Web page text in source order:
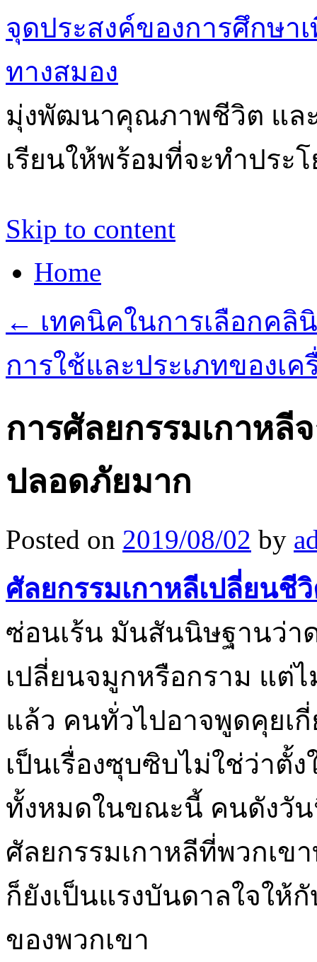
จุดประสงค์ของการศึกษา
ทางสมอง
มุ่งพัฒนาคุณภาพชีวิต แล
เรียนให้พร้อมที่จะทำประ
Skip to content
Home
← เทคนิคในการเลือกค
การใช้และประเภทของเ
การศัลยกรรมเกาหลี
ปลอดภัยมาก
Posted on 2019/08/02 by
ศัลยกรรมเกาหลีเปลี่ยนชี
ซ่อนเร้น มันสันนิษฐานว่า
เปลี่ยนจมูกหรือกราม แต่
แล้ว คนทั่วไปอาจพูดคุยเ
เป็นเรื่องซุบซิบไม่ใช่ว่าตั้
ทั้งหมดในขณะนี้ คนดังวัน
ศัลยกรรมเกาหลีที่พวกเข
ก็ยังเป็นแรงบันดาลใจใ
ของพวกเขา